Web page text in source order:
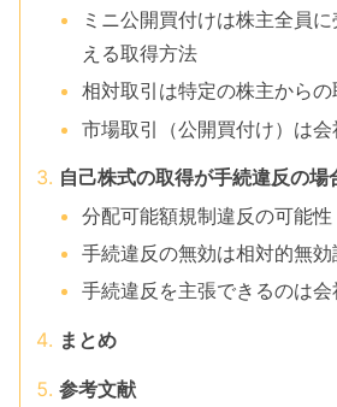
ミニ公開買付けは株主全員
える取得方法
相対取引は特定の株主から
市場取引（公開買付け）は
自己株式の取得が手続違反の場
分配可能額規制違反の可能性
手続違反の無効は相対的無効
手続違反を主張できるのは会
まとめ
参考文献